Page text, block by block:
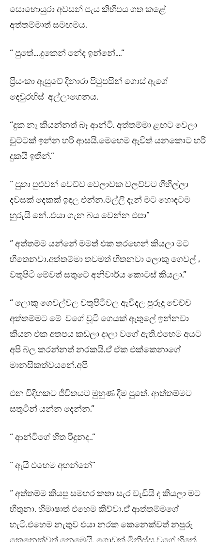
සොහොයුරා අවසන් පැය කිහිපය ගත කළේ
අත්තම්මාත් සමඟමය.
“ පුතේ….දුකෙන් නේද ඉන්නේ….”
ප්‍රියංකා ඇසුවේ දිනාරා පිටුපසින් ගොස් ඇගේ
දෙවුරහිස් අල්ලාගෙනය.
“දුක නෑ කියන්නත් බෑ ආන්ටි. අත්තම්මා ළඟට වෙලා
චුට්ටක් ඉන්න හරි ආසයි.මෙහෙම ඇවිත් යනකොට හරි
දුකයි ඉතින්.”
“ පුතා පුළුවන් වෙච්ච වෙලාවක වලව්වට ගිහිල්ලා
දවසක් දෙකක් ඉඳල එන්න.මල්ලි දැන් මට හොඳටම
හුරුයි නේ..එයා ගැන බය වෙන්න එපා”
“ අත්තම්ම යන්නේ මමත් එක තරහෙන් කියලා මට
හිතෙනවා.අත්තම්මා තවමත් හිතනවා ලොකු ගෙවල් ,
වතුපිටි මේවත් සතුටේ අනිවාර්ය කොටස් කියලා.”
“ ලොකු ගෙවල්වල වතුපිටිවල ඇවිදල පුරුදු වෙච්ච
අත්තම්මට මේ වගේ චූටි ගෙයක් ඇතුලේ ඉන්නවා
කියන එක අතපය කඩලා දාලා වගේ ඇති.එහෙම අයට
අපි බල කරන්නත් නරකයි.ඒ ඒක එක්කෙනාගේ
මානසිකත්වයනේ.අපි
එන විදිහකට ජීවිතයට මුහුණ දීම පුතේ. ආත්තම්මට
සතුටින් යන්න දෙන්න.”
“ ආන්ටිගේ හිත රිදුනද..”
“ ඇයි එහෙම අහන්නේ”
“ අත්තම්ම කියපු සමහර කතා සැර වැඩියි ද කියලා මට
හිතුනා. හිමාෂාත් එහෙම කිව්වා.ඒ ආත්තම්මගේ
හැටි.එහෙම නැතුව එයා නරක කෙනෙක්වත් නපුරු